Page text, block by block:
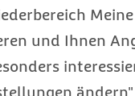
und Ihnen